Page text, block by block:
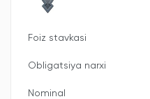
Foiz stavkasi
Obligatsiya narxi
Nominal